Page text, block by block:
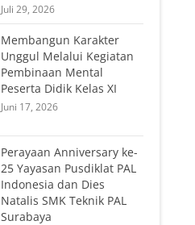
Juli 29, 2026
Membangun Karakter
Unggul Melalui Kegiatan
Pembinaan Mental
Peserta Didik Kelas XI
Juni 17, 2026
Perayaan Anniversary ke-
25 Yayasan Pusdiklat PAL
Indonesia dan Dies
Natalis SMK Teknik PAL
Surabaya